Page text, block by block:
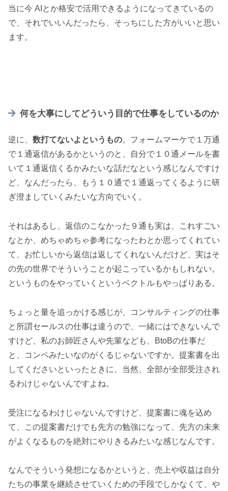
当に今 AIとか格安で活用できるようになってきているの
で、それでいいんだったら、そっちにした方がいいと思い
ます。
何を大事にしてどういう目的で仕事をしているのか
逆に、 数打てないよというもの。フォームマーケで１万通
で１通返信があるかというのと、自分で１０通メールを書
いて１通返信くるかみたいな話だなという感じなんですけ
ど、なんだったら、もう１０通で１通返ってくるように研
ぎ澄ましていくみたいな方向でいく。
それはあるし、返信のこなかった９通も実は、これすごい
なとか、めちゃめちゃ参考になったわとか思ってくれてい
て、お忙しいから返信は返してくれないんだけど、実はそ
の先の世界でそういうことが起こっているかもしれない。
というものをやっていくというベクトルもやっぱりある。
ちょっと量を追っかける感じが、コンサルティングの仕事
と所謂セールスの仕事は違うので、一緒にはできないんで
すけど、私のお師匠さんや先輩なども、BtoBの仕事だ
と、コンペみたいなのがくるじゃないですか。提案書を出
してくださいといったときに、当然、全部が全部受注され
るわけじゃないんですよね。
受注になるわけじゃないんですけど、提案書に魂を込め
て、この提案書だけでも先方の勉強になって、先方の未来
がよくなるものを絶対にやりきるみたいな感じなんです。
なんでそういう発想になるかというと、売上や収益は自分
たちの事業を継続させていくための手段でしかなくて、や